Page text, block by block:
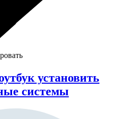
установить
системы